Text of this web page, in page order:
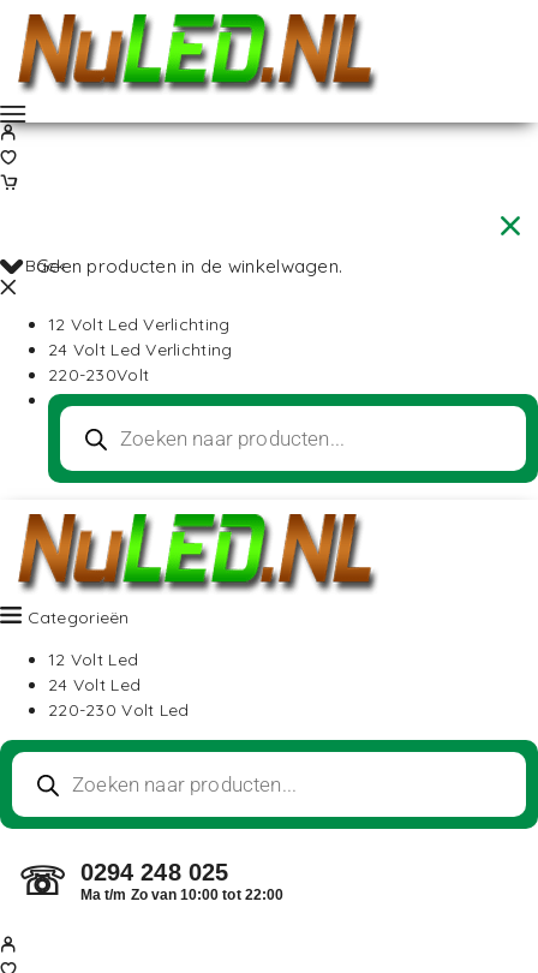
Geen producten in de winkelwagen.
Back
12 Volt Led Verlichting
24 Volt Led Verlichting
220-230Volt
Categorieën
12 Volt Led
24 Volt Led
220-230 Volt Led
☏ 0294 248 025
Ma t/m Zo van 10:00 tot 22:00